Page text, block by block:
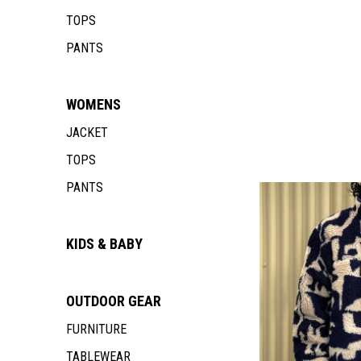
TOPS
PANTS
WOMENS
JACKET
TOPS
PANTS
KIDS & BABY
OUTDOOR GEAR
FURNITURE
TABLEWEAR